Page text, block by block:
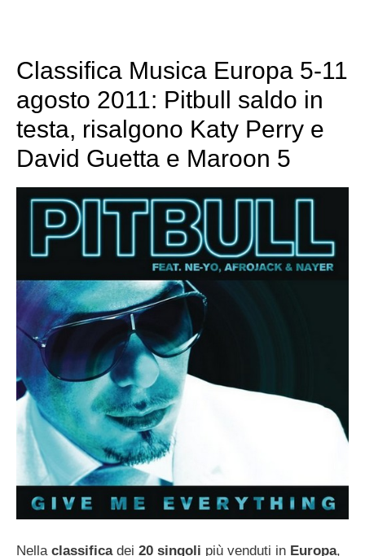
Classifica Musica Europa 5-11
agosto 2011: Pitbull saldo in
testa, risalgono Katy Perry e
David Guetta e Maroon 5
Nella classificadei 20 singoli più venduti in Europa,